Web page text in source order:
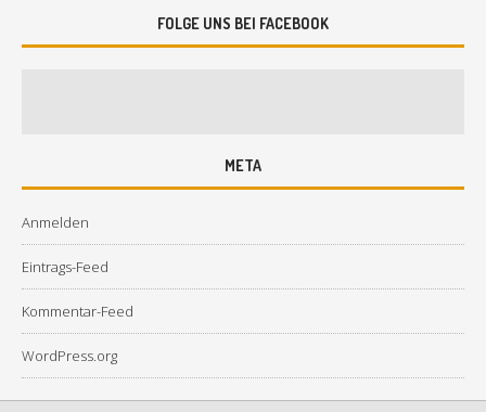
FOLGE UNS BEI FACEBOOK
META
Anmelden
Eintrags-Feed
Kommentar-Feed
WordPress.org